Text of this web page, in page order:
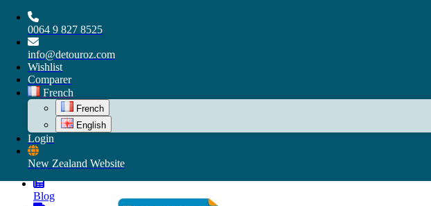
Quick Links
Special
Hot
Wishlist
Compare
My account
Blog
0064 9 827 8525
info@detouroz.com
Wishlist
Comparer
French
French
English
Login
New Zealand Website